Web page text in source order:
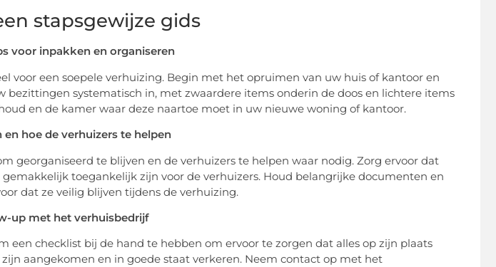
stapsgewijze gids
voor inpakken en organiseren
voor een soepele verhuizing. Begin met het opruimen van uw huis of kantoor en
bezittingen systematisch in, met zwaardere items onderin de doos en lichtere items
en de kamer waar deze naartoe moet in uw nieuwe woning of kantoor.
hoe de verhuizers te helpen
georganiseerd te blijven en de verhuizers te helpen waar nodig. Zorg ervoor dat
toegankelijk zijn voor de verhuizers. Houd belangrijke documenten en
dat ze veilig blijven tijdens de verhuizing.
up met het verhuisbedrijf
een checklist bij de hand te hebben om ervoor te zorgen dat alles op zijn plaats
aangekomen en in goede staat verkeren. Neem contact op met het